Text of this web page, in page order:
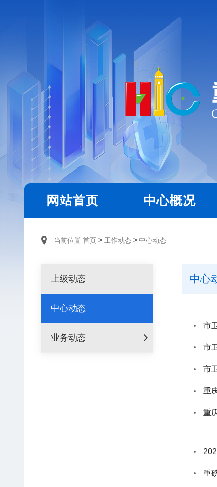
网站首页 中心概况
当前位置 首页 > 工作动态 > 中心动态
上级动态
中心动态
业务动态
中心
市
市
重